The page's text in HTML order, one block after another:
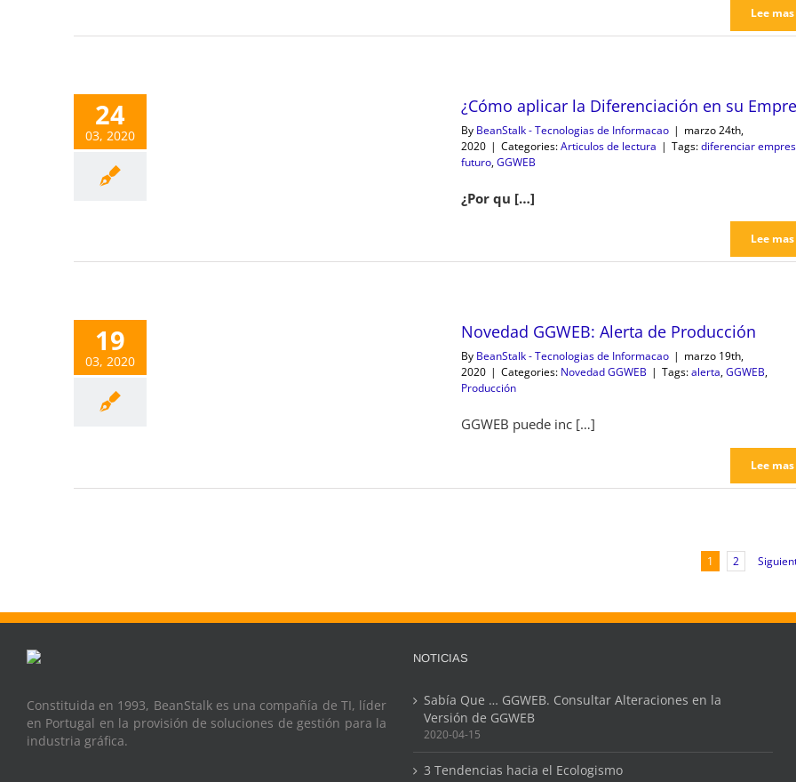
Lee mas
24
03, 2020
¿Cómo aplicar la Diferenciación en su
By BeanStalk - Tecnologias de Informacao | marzo 24th,
2020 | Categories:Articulos de lectura | Tags:diferenciar
futuro,GGWEB
¿Por qu […]
Lee mas
19
03, 2020
Novedad GGWEB: Alerta de Producción
By BeanStalk - Tecnologias de Informacao | marzo 19th,
2020 | Categories: Novedad GGWEB | Tags:alerta,GGWEB,
Producción
GGWEB puede inc […]
Lee mas
1 2
Constituida en 1993, BeanStalk es una compañía de TI, líder
en Portugal en la provisión de soluciones de gestión para la
industria gráfica.
NOTICIAS
Sabía Que … GGWEB. Consultar Alteraciones en la
Versión de GGWEB
2020-04-15
3 Tendencias hacia el Ecologismo